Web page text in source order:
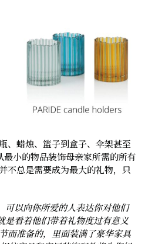
、蜡烛、篮子到盒子、伞架甚至
小的物品装饰母亲家所需的所有
不总是需要成为最大的礼物，只
可以向你所爱的人表达你对他们
是看着他们带着礼物度过有意义
而准备的，里面装满了豪华家具